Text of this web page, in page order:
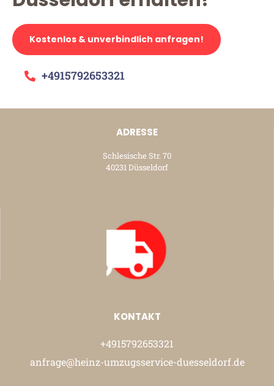
Kostenlos & unverbindlich anfragen!
+4915792653321
ADRESSE
Schlesische Str. 70
40231 Düsseldorf
KONTAKT
+4915792653321
anfrage@heinz-umzugsservice-duesseldorf.de